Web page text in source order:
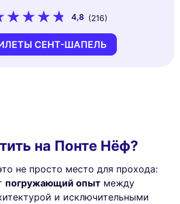
4,8 (216)
СЕНТ-ШАПЕЛЬ
на Понте Нёф?
не просто место для прохода:
погружающий опыт между
и исключительными